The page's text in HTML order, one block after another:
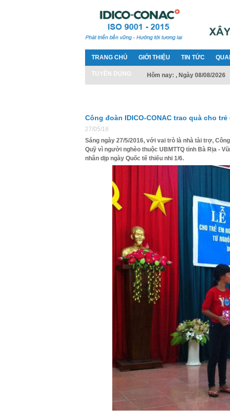
TRANG CHỦ GIỚI THIỆU TIN TỨC
TUYỂN DỤNG Hôm nay: , Ngày 08/08/2026
Công đoàn IDICO-CONAC trao quà cho
27/05/16
Sáng ngày 27/5/2016, với vai trò là nhà tài trợ,
Quỹ vì người nghèo thuộc UBMTTQ tỉnh Bà Rịa -
nhân dịp ngày Quốc tế thiếu nhi 1/6.